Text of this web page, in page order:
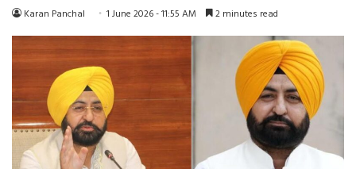
Karan Panchal 1 June 2026 - 11:55 AM 2 minutes read